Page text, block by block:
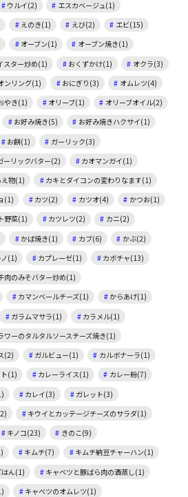
ウルイ(2)
エスカベージュ(1)
えのき(1) えび(2)
エビ(15)
オーブン(1)
オーブン焼き(1)
スター炒め(1) おくずかけ(1)
オクラ(3)
ンリング(1) おにぎり(3)
オムレツ(4)
やき(1) オリーブ(1)
オリーブオイル(2)
お好み焼き(5)
お好み焼きハクサイ(1)
お餅(1)
ガーリック(3)
ーリックバター(2)
カオマンガイ(1)
え物(1)
カキとダイコンの変わりなます(1)
(1) カツ(2) カツオ(4)
かつお(1)
野菜(1) カツレツ(2)
カニ(2)
かば焼き(1) カブ(6)
かぶ(2)
(1)
カプレーゼ(1)
カボチャ(13)
肉のみそバター炒め(1)
カマンベールチーズ(1)
からあげ(1)
ガラムマサラ(1)
カラメル(1)
ワーのタルタルソースチーズ焼き(1)
(2) ガルビュー(1)
カルボナーラ(1)
(1) カレーライス(1)
カレー粉(7)
カレイ(3)
ガレット(3)
キウイとカッテージチーズのサラダ(1)
キノコ(23)
きのこ(9)
キムチ(7)
キムチ納豆チャーハン(1)
はん(1)
キャベツと豚ばら肉の酒蒸し(1)
キャベツのオムレツ(1)